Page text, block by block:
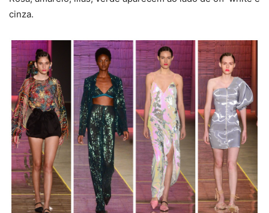
cinza.